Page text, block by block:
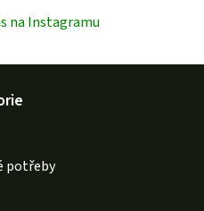
na Instagramu
potřeby